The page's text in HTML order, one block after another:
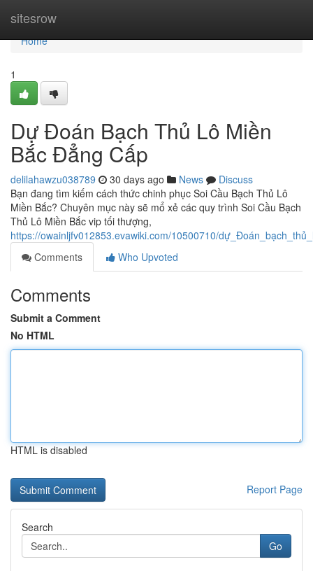
sitesrow
Home
Home
1
Dự Đoán Bạch Thủ Lô Miền
Bắc Đẳng Cấp
delilahawzu038789 30 days ago News
Discuss
Bạn đang tìm kiếm cách thức chinh phục Soi Cầu Bạch Thủ Lô
Miền Bắc? Chuyên mục này sẽ mổ xẻ các quy trình Soi Cầu Bạch
Thủ Lô Miền Bắc vip tối thượng,
https://owainljfv012853.evawiki.com/10500710/
Comments
Who Upvoted
Comments
Submit a Comment
No HTML
HTML is disabled
Report Page
Search
Go